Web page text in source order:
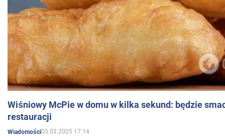
Wiśniowy McPie w domu w kilka sekund: będzie
restauracji
Wiadomości05.03.2025 17:14